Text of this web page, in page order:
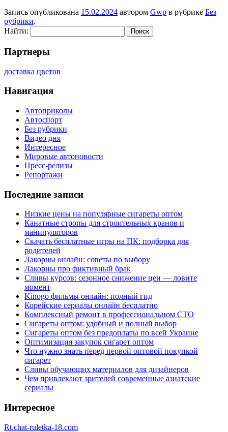
Запись опубликована 15.02.2024 автором Gwp в рубрике Без
рубрики.
Найти:
Партнеры
доставка цветов
Навигация
Автоприколы
Автоспорт
Без рубрики
Видео дня
Интересное
Мировые автоновости
Пресс-релизы
Репортажи
Последние записи
Низкие цены на популярные сигареты оптом
Канатные стропы для строительных кранов и
манипуляторов
Скачать бесплатные игры на ПК: подборка для
родителей
Лакорны онлайн: советы по выбору
Лакорны про фиктивный брак
Сливы курсов: сезонное снижение цен — ловите
момент
Kinogo фильмы онлайн: полный гид
Корейские сериалы онлайн бесплатно
Комплексный ремонт в профессиональном СТО
Сигареты оптом: удобный и полный выбор
Сигареты оптом без предоплаты по всей Украине
Оптимизация закупок сигарет оптом
Что нужно знать перед первой оптовой покупкой
сигарет
Сливы обучающих материалов для дизайнеров
Чем привлекают зрителей современные азиатские
сериалы
Интересное
Rt.chat-ruletka-18.com